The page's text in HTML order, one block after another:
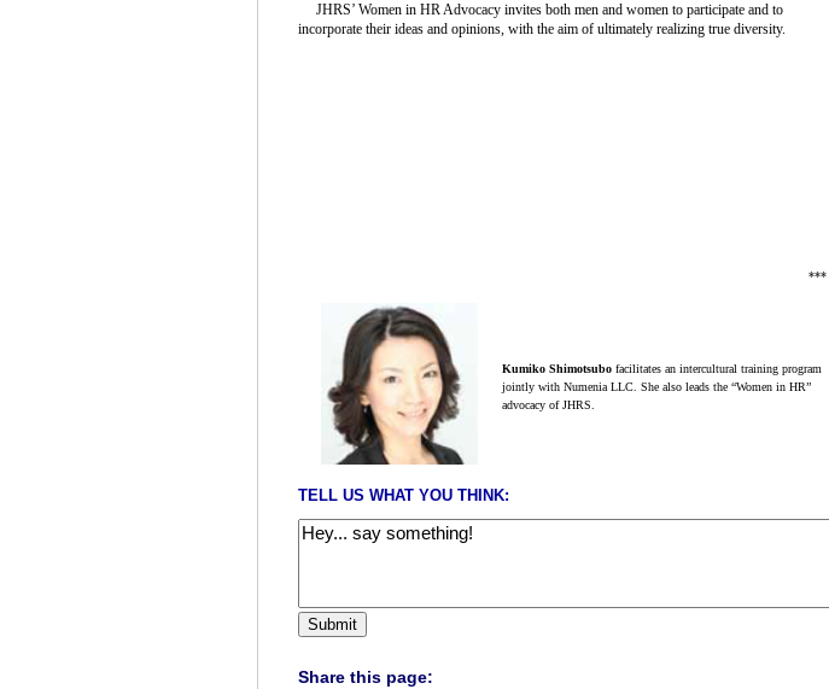
JHRS’ Women in HR Advocacy invites both men and women to participate and to
incorporate their ideas and opinions, with the aim of ultimately realizing true diversity.
***
Kumiko Shimotsubofacilitates an intercultural training program
jointly with Numenia LLC. She also leads the “Women in HR”
advocacy of JHRS.
TELL US WHAT YOU THINK:
Share this page: